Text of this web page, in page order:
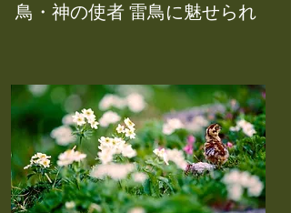
鳥・神の使者 雷鳥に魅せられ